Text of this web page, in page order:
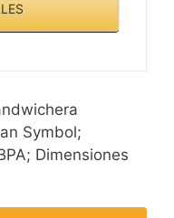
Symbol;
Dimensiones